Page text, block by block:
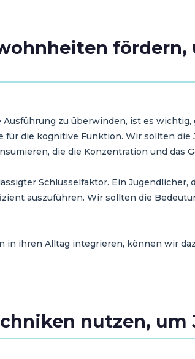
fördern,
Ausführung zu überwinden, ist es
für die kognitive Funktion. Wir sollten
die die Konzentration und das
Schlüsselfaktor. Ein
auszuführen. Wir sollten die
in ihren Alltag integrieren, können wir
nutzen, um